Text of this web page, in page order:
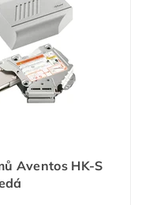
Aventos HK-S